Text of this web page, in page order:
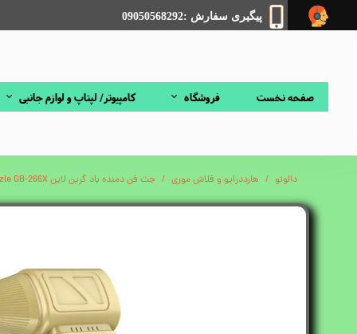
پیگیری سفارش :09050568292
صفحه نخست فروشگاه کامپیوتر/ لپتاپ و لوازم جانبی
دالونو هارددرایو و فلاش موری جت فن دمنده باد گرین لاین Green Lion Jet Pro Lite Magnetic Nozzle GB-266X